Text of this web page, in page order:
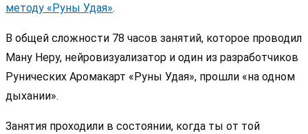
методу «Руны Удая».
В общей сложности 78 часов занятий, которое проводил
Ману Неру, нейровизуализатор и один из разработчиков
Рунических Аромакарт «Руны Удая», прошли «на одном
дыхании».
Занятия проходили в состоянии, когда ты от той